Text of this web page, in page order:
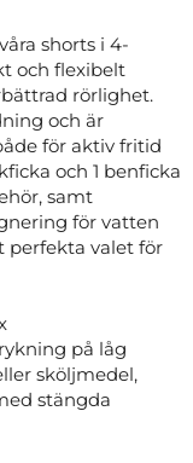
shorts i 4-
och flexibelt
rörlighet.
och är
för aktiv fritid
och 1 benficka
samt
för vatten
perfekta valet för
på låg
sköljmedel,
stängda